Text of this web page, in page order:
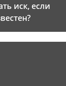
иск, если